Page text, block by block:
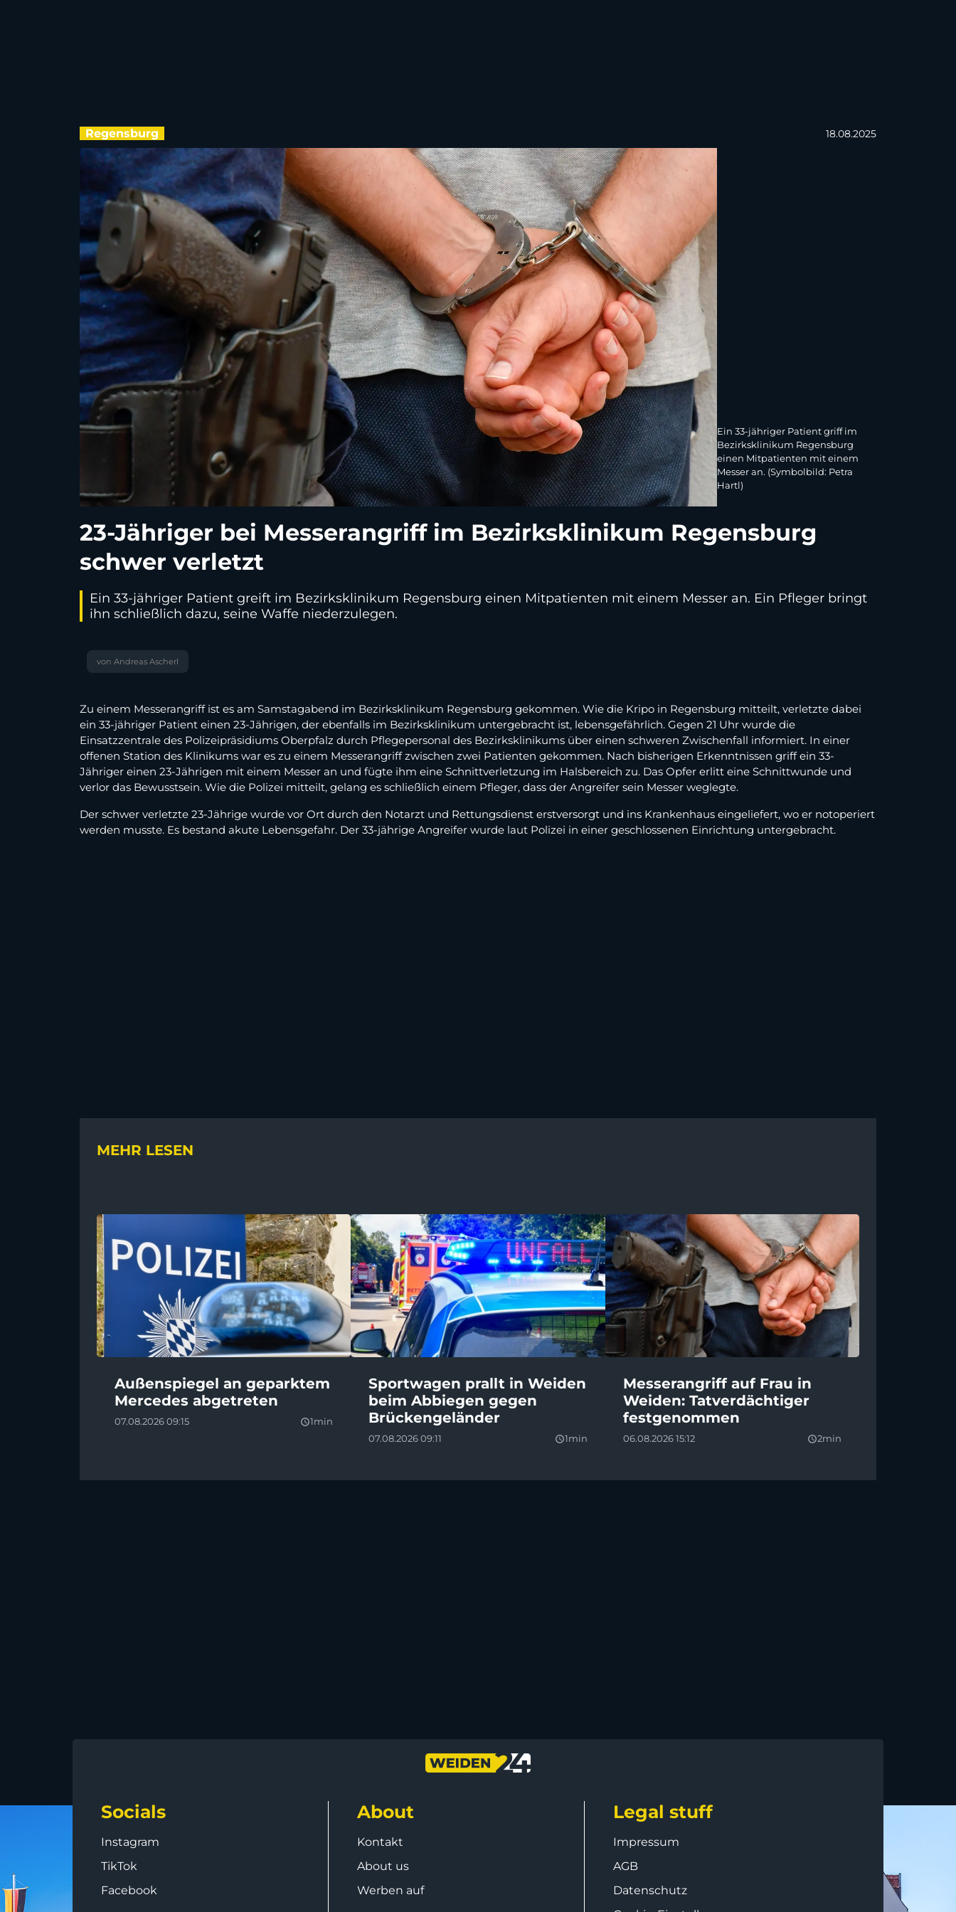
Regensburg 18.08.2025
Ein 33-jähriger Patient griff im
Bezirksklinikum Regensburg
einen Mitpatienten mit einem
Messer an. (Symbolbild: Petra
Hartl)
23-Jähriger bei Messerangriff im Bezirksklinikum Regensburg
schwer verletzt
Ein 33-jähriger Patient greift im Bezirksklinikum Regensburg einen Mitpatienten mit einem Messer an. Ein Pfleger bringt
ihn schließlich dazu, seine Waffe niederzulegen.
von Andreas Ascherl
Zu einem Messerangriff ist es am Samstagabend im Bezirksklinikum Regensburg gekommen. Wie die Kripo in Regensburg mitteilt, verletzte dabei
ein 33-jähriger Patient einen 23-Jährigen, der ebenfalls im Bezirksklinikum untergebracht ist, lebensgefährlich. Gegen 21 Uhr wurde die
Einsatzzentrale des Polizeipräsidiums Oberpfalz durch Pflegepersonal des Bezirksklinikums über einen schweren Zwischenfall informiert. In einer
offenen Station des Klinikums war es zu einem Messerangriff zwischen zwei Patienten gekommen. Nach bisherigen Erkenntnissen griff ein 33-
Jähriger einen 23-Jährigen mit einem Messer an und fügte ihm eine Schnittverletzung im Halsbereich zu. Das Opfer erlitt eine Schnittwunde und
verlor das Bewusstsein. Wie die Polizei mitteilt, gelang es schließlich einem Pfleger, dass der Angreifer sein Messer weglegte.
Der schwer verletzte 23-Jährige wurde vor Ort durch den Notarzt und Rettungsdienst erstversorgt und ins Krankenhaus eingeliefert, wo er notoperiert
werden musste. Es bestand akute Lebensgefahr. Der 33-jährige Angreifer wurde laut Polizei in einer geschlossenen Einrichtung untergebracht.
MEHR LESEN
Außenspiegel an geparktem
Mercedes abgetreten
07.08.2026 09:15 query_builder1min
Sportwagen prallt in Weiden
beim Abbiegen gegen
Brückengeländer
07.08.2026 09:11 query_builder1min
Messerangriff auf Frau in
Weiden: Tatverdächtiger
festgenommen
06.08.2026 15:12 query_builder2min
Socials
Instagram
TikTok
Facebook
About
Kontakt
About us
Werben auf
Legal stuff
Impressum
AGB
Datenschutz